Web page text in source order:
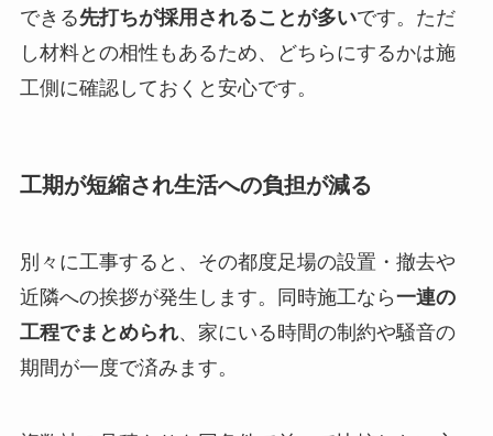
できる先打ちが採用されることが多いです。ただ
し材料との相性もあるため、どちらにするかは施
工側に確認しておくと安心です。
工期が短縮され生活への負担が減る
別々に工事すると、その都度足場の設置・撤去や
近隣への挨拶が発生します。同時施工なら一連の
工程でまとめられ、家にいる時間の制約や騒音の
期間が一度で済みます。